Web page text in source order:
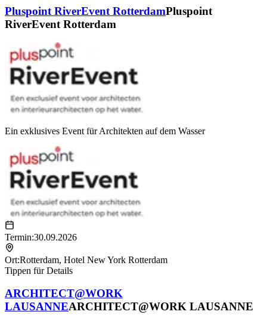
Pluspoint RiverEvent RotterdamPluspoint
RiverEvent Rotterdam
Ein exklusives Event für Architekten auf dem Wasser
Termin:30.09.2026
Ort:Rotterdam, Hotel New York Rotterdam
Tippen für Details
ARCHITECT@WORK
LAUSANNEARCHITECT@WORK LAUSANNE